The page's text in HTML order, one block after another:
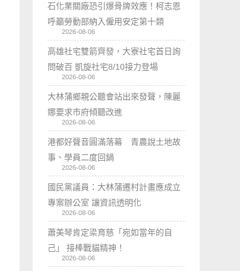
石化業關廠恐引爆骨牌效應！柯志恩
呼籲勞動部納入僱用安定第十類
2026-08-06
高雄社宅雙箭齊發，大寮社宅首日詢
問破百 凱旋社宅8/10接力登場
2026-08-06
大林蒲鄉親公聽會站出來發聲，陳麗
娜要求市府傾聽改進
2026-08-06
港都好聲音圓滿落幕 青農說土地故
事、學員二度回鍋
2026-08-06
國民黨議員：大林蒲遷村計畫應成立
專案辦公室 讓資訊透明化
2026-08-06
蕭美琴肯定梁育慈「宛如當年的自
己」 接棒戰貓精神！
2026-08-06